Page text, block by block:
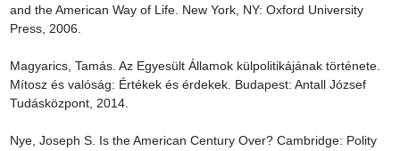
and the American Way of Life. New York, NY: Oxford University
Press, 2006.
Magyarics, Tamás. Az Egyesült Államok külpolitikájának története.
Mítosz és valóság: Értékek és érdekek. Budapest: Antall József
Tudásközpont, 2014.
Nye, Joseph S. Is the American Century Over? Cambridge: Polity